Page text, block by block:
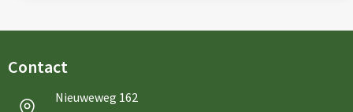
Contact
Nieuweweg 162